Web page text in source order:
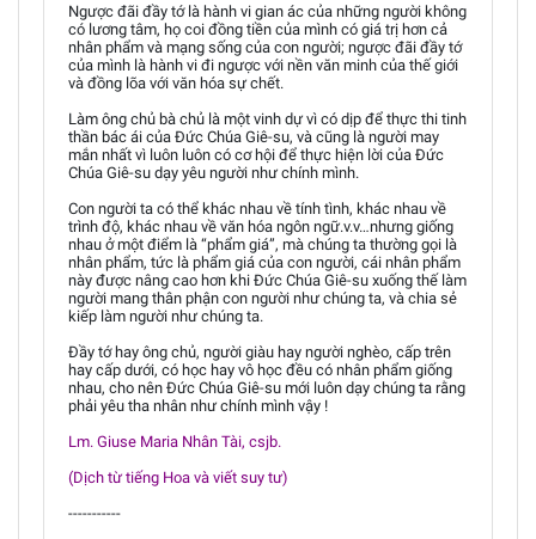
Ngược đãi đầy tớ là hành vi gian ác của những người không
có lương tâm, họ coi đồng tiền của mình có giá trị hơn cả
nhân phẩm và mạng sống của con người; ngược đãi đầy tớ
của mình là hành vi đi ngược với nền văn minh của thế giới
và đồng lõa với văn hóa sự chết.
Làm ông chủ bà chủ là một vinh dự vì có dịp để thực thi tinh
thần bác ái của Đức Chúa Giê-su, và cũng là người may
mắn nhất vì luôn luôn có cơ hội để thực hiện lời của Đức
Chúa Giê-su dạy yêu người như chính mình.
Con người ta có thể khác nhau về tính tình, khác nhau về
trình độ, khác nhau về văn hóa ngôn ngữ.v.v…nhưng giống
nhau ở một điểm là “phẩm giá”, mà chúng ta thường gọi là
nhân phẩm, tức là phẩm giá của con người, cái nhân phẩm
này được nâng cao hơn khi Đức Chúa Giê-su xuống thế làm
người mang thân phận con người như chúng ta, và chia sẻ
kiếp làm người như chúng ta.
Đầy tớ hay ông chủ, người giàu hay người nghèo, cấp trên
hay cấp dưới, có học hay vô học đều có nhân phẩm giống
nhau, cho nên Đức Chúa Giê-su mới luôn dạy chúng ta rằng
phải yêu tha nhân như chính mình vậy !
Lm. Giuse Maria Nhân Tài, csjb.
(Dịch từ tiếng Hoa và viết suy tư)
-----------